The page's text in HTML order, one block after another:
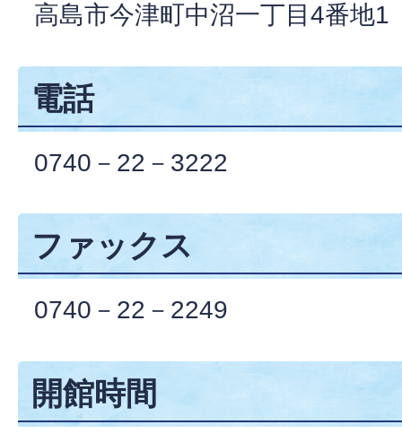
高島市今津町中沼一丁目4番地1
電話
0740－22－3222
ファックス
0740－22－2249
開館時間